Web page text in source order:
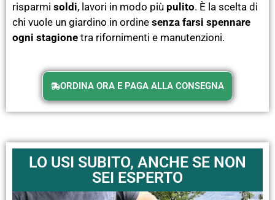
risparmi soldi, lavori in modo più pulito. È la scelta di
chi vuole un giardino in ordine senza farsi spennare
ogni stagione tra rifornimenti e manutenzioni.
ORDINA ORA E PAGA ALLA CONSEGNA
LO USI SUBITO, ANCHE SE NON
SEI ESPERTO